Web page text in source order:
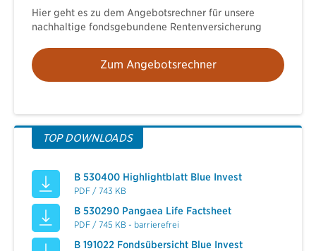
Hier geht es zu dem Angebotsrechner für unsere
nachhaltige fondsgebundene Rentenversicherung
Zum Angebotsrechner
TOP DOWNLOADS
B 530400 Highlightblatt Blue Invest
PDF / 743 KB
B 530290 Pangaea Life Factsheet
PDF / 745 KB - barrierefrei
B 191022 Fondsübersicht Blue Invest